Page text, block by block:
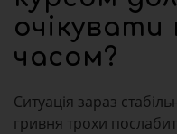
часом?
Ситуація зараз
гривня трохи